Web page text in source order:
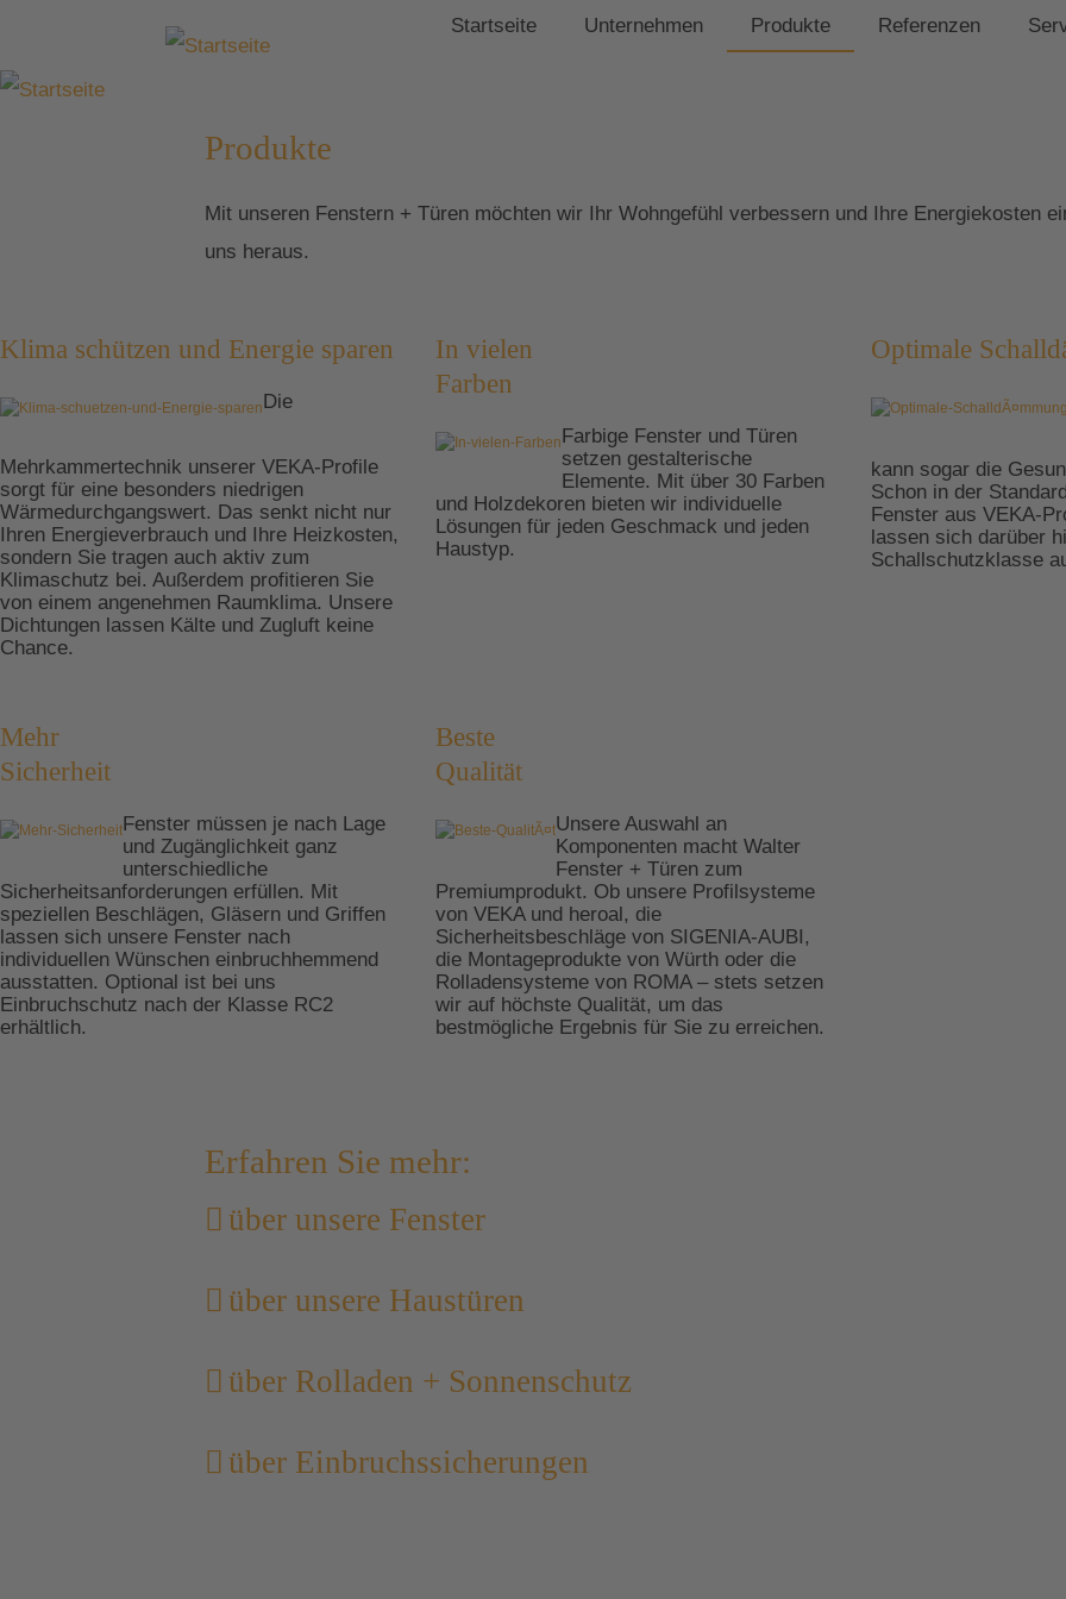
Startseite Unternehmen Produkte Referenzen
Produkte
Mit unseren Fenstern + Türen möchten wir Ihr Wohngefühl verbessern und Ihre Energiekosten
uns heraus.
Klima schützen und Energie sparen
Die
Mehrkammertechnik unserer VEKA-Profile
sorgt für eine besonders niedrigen
Wärmedurchgangswert. Das senkt nicht nur
Ihren Energieverbrauch und Ihre Heizkosten,
sondern Sie tragen auch aktiv zum
Klimaschutz bei. Außerdem profitieren Sie
von einem angenehmen Raumklima. Unsere
Dichtungen lassen Kälte und Zugluft keine
Chance.
In vielen
Farben
Farbige Fenster und Türen
setzen gestalterische
Elemente. Mit über 30 Farben
und Holzdekoren bieten wir individuelle
Lösungen für jeden Geschmack und jeden
Haustyp.
Optimale
kann sogar die
Schon in der
Fenster aus VEKA-
lassen sich darüber
Schallschutzklasse
Mehr
Sicherheit
Fenster müssen je nach Lage
und Zugänglichkeit ganz
unterschiedliche
Sicherheitsanforderungen erfüllen. Mit
speziellen Beschlägen, Gläsern und Griffen
lassen sich unsere Fenster nach
individuellen Wünschen einbruchhemmend
ausstatten. Optional ist bei uns
Einbruchschutz nach der Klasse RC2
erhältlich.
Beste
Qualität
Unsere Auswahl an
Komponenten macht Walter
Fenster + Türen zum
Premiumprodukt. Ob unsere Profilsysteme
von VEKA und heroal, die
Sicherheitsbeschläge von SIGENIA-AUBI,
die Montageprodukte von Würth oder die
Rolladensysteme von ROMA – stets setzen
wir auf höchste Qualität, um das
bestmögliche Ergebnis für Sie zu erreichen.
Erfahren Sie mehr:
über unsere Fenster
über unsere Haustüren
über Rolladen + Sonnenschutz
über Einbruchssicherungen